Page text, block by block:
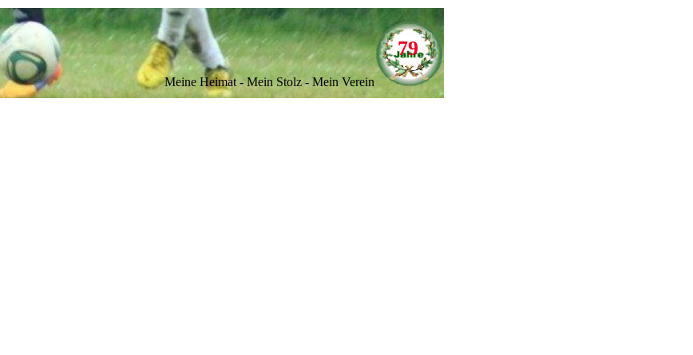
79
Meine Heimat - Mein Stolz - Mein Verein